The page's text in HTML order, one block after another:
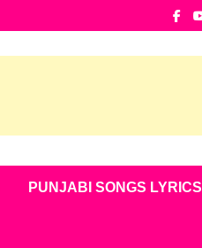
PUNJABI SONGS LYRICS